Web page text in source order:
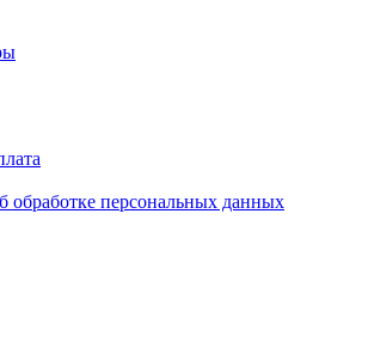
обработке персональных данных